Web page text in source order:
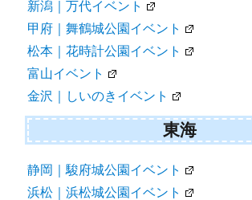
新潟｜万代イベント
甲府｜舞鶴城公園イベント
松本｜花時計公園イベント
富山イベント
金沢｜しいのきイベント
東海
静岡｜駿府城公園イベント
浜松｜浜松城公園イベント